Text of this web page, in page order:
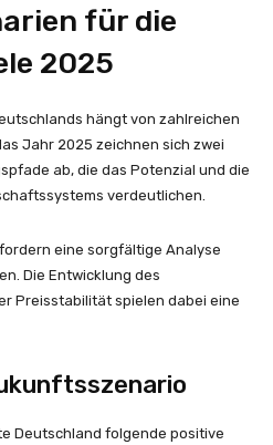
für die
2025
hängt von zahlreichen
Jahr 2025 zeichnen sich zwei
ab, die das Potenzial und die
verdeutlichen.
eine sorgfältige Analyse
Die Entwicklung des
Preisstabilität spielen dabei eine
Deutschland folgende positive